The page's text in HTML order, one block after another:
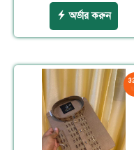
অর্ডার করুন